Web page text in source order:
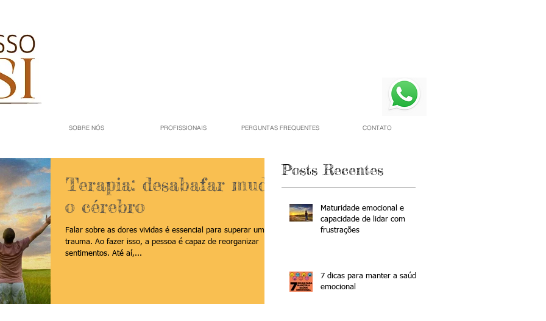
SOBRE NÓS PROFISSIONAIS PERGUNTAS FREQUENTES CONTATO
Terapia: desabafar muda
o cérebro
Falar sobre as dores vividas é essencial para superar um
trauma. Ao fazer isso, a pessoa é capaz de reorganizar
sentimentos. Até aí,...
Posts Recentes
Maturidade emocional e
capacidade de lidar com
frustrações
7 dicas para manter a saúde
emocional